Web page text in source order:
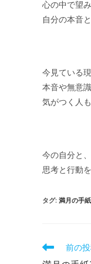
心の中で望
自分の本音
今見ている
本音や無意
気がつく人
今の自分と
思考と行動
タグ: 満月の手紙
そ
の
前の